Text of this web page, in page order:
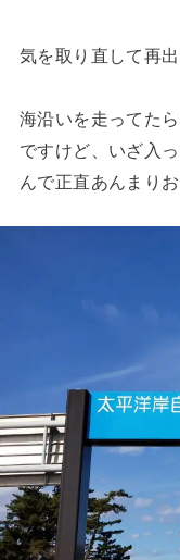
気を取り直して再出
海沿いを走ってた
ですけど、いざ入
んで正直あんまり